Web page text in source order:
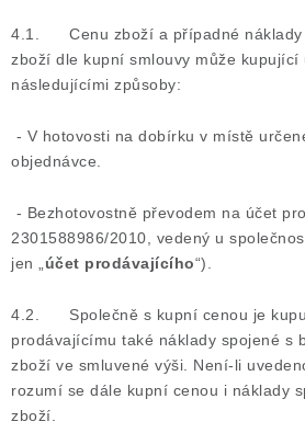
4.1. Cenu zboží a případné náklady
zboží dle kupní smlouvy může
následujícími způsoby:
- V hotovosti na dobírku v místě
objednávce.
- Bezhotovostně převodem na účet
2301588986/2010, vedený u
jen „účet prodávajícího“).
4.2. Společně s kupní cenou je
prodávajícímu také náklady spojené s
zboží ve smluvené výši. Není-li
rozumí se dále kupní cenou i náklady
zboží.